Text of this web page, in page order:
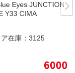
Eyes JUNCTION P
Y33 CIMA
在庫： 3125
6000